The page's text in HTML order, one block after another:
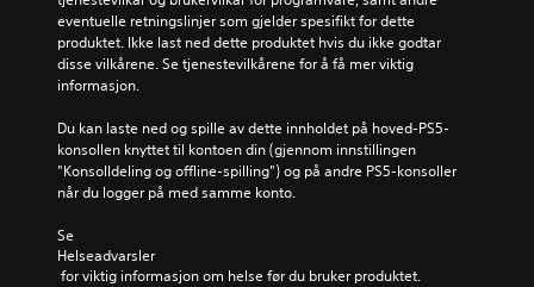
eventuelle retningslinjer som gjelder spesifikt for dette
produktet. Ikke last ned dette produktet hvis du ikke godtar
disse vilkårene. Se tjenestevilkårene for å få mer viktig
informasjon.
Du kan laste ned og spille av dette innholdet på hoved-PS5-
konsollen knyttet til kontoen din (gjennom innstillingen
"Konsolldeling og offline-spilling") og på andre PS5-konsoller
når du logger på med samme konto.
Se
Helseadvarsler
for viktig informasjon om helse før du bruker produktet.